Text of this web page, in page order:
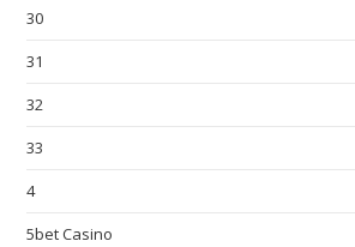
30
31
32
33
4
5bet Casino